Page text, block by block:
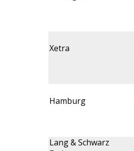
Xetra
Hamburg
Lang & Schwarz